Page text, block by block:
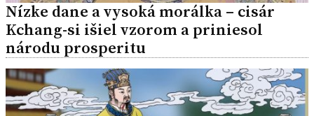
Nízke dane a vysoká morálka – cisár
Kchang-si išiel vzorom a priniesol
národu prosperitu